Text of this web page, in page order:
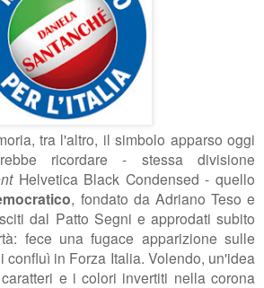
tra l'altro, il simbolo apparso oggi
ricordare - stessa divisione
Helvetica Black Condensed - quello
, fondato da Adriano Teso e
dal Patto Segni e approdati subito
fece una fugace apparizione sulle
confluì in Forza Italia. Volendo, un'idea
e i colori invertiti nella corona